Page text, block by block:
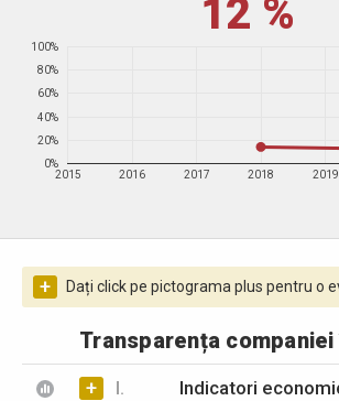
12 %
2015 2016 2017 2018 2019
0%
20%
40%
60%
80%
100%
+ Dați click pe pictograma plus pentru o
Transparența
+ I. Indicatori